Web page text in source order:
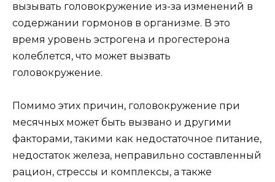
вызывать головокружение из-за изменений в
содержании гормонов в организме. В это
время уровень эстрогена и прогестерона
колеблется, что может вызвать
головокружение.
Помимо этих причин, головокружение при
месячных может быть вызвано и другими
факторами, такими как недостаточное питание,
недостаток железа, неправильно составленный
рацион, стрессы и комплексы, а также